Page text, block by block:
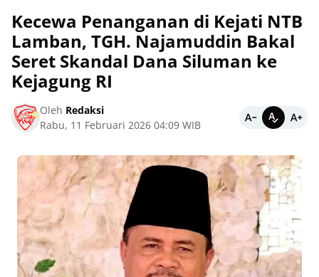
Kecewa Penanganan di Kejati NTB
Lamban, TGH. Najamuddin Bakal
Seret Skandal Dana Siluman ke
Kejagung RI
Oleh Redaksi
Rabu, 11 Februari 2026 04:09 WIB